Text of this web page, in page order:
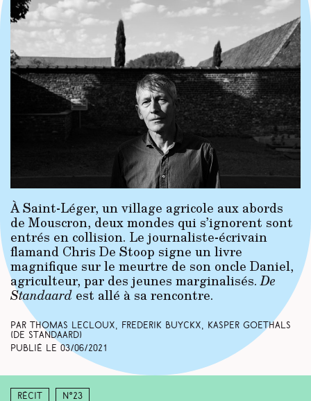
À Saint-Léger, un village agricole aux abords
de Mouscron, deux mondes qui s’ignorent sont
entrés en collision. Le journaliste-écrivain
flamand Chris De Stoop signe un livre
magnifique sur le meurtre de son oncle Daniel,
agriculteur, par des jeunes marginalisés.De
Standaard est allé à sa rencontre.
Par Thomas Lecloux, Frederik Buyckx, Kasper Goethals
(De Standaard)
Publié le 03/06/2021
Récit N°23